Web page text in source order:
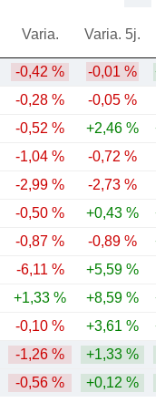
Varia. Varia. 5j.
-0,42 % -0,01 %
-0,28 % -0,05 %
-0,52 % +2,46 %
-1,04 % -0,72 %
-2,99 % -2,73 %
-0,50 % +0,43 %
-0,87 % -0,89 %
-6,11 %
+5,59 %
+1,33 % +8,59 %
-0,10 % +3,61 %
-1,26 % +1,33 %
-0,56 % +0,12 %